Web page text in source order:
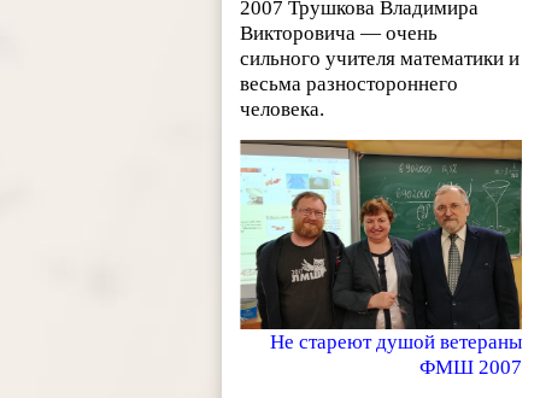
2007 Трушкова Владимира
Викторовича — очень
сильного учителя математики и
весьма разностороннего
человека.
Не стареют душой ветераны
ФМШ 2007